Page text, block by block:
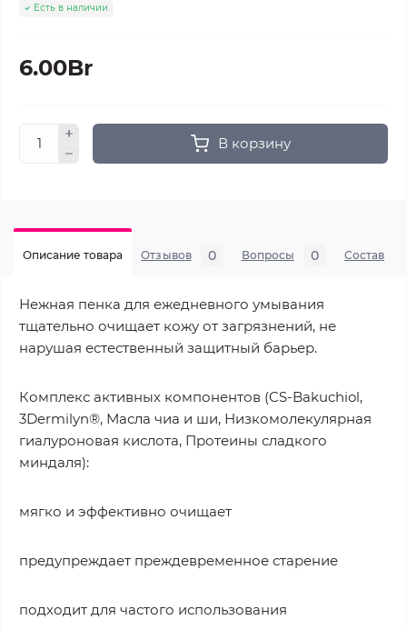
Есть в наличии
6.00Br
В корзину
Описание товара Отзывов 0 Вопросы 0 Состав
Нежная пенка для ежедневного умывания
тщательно очищает кожу от загрязнений, не
нарушая естественный защитный барьер.
Комплекс активных компонентов (CS-Bakuchiol,
3Dermilyn®, Масла чиа и ши, Низкомолекулярная
гиалуроновая кислота, Протеины сладкого
миндаля):
мягко и эффективно очищает
предупреждает преждевременное старение
подходит для частого использования